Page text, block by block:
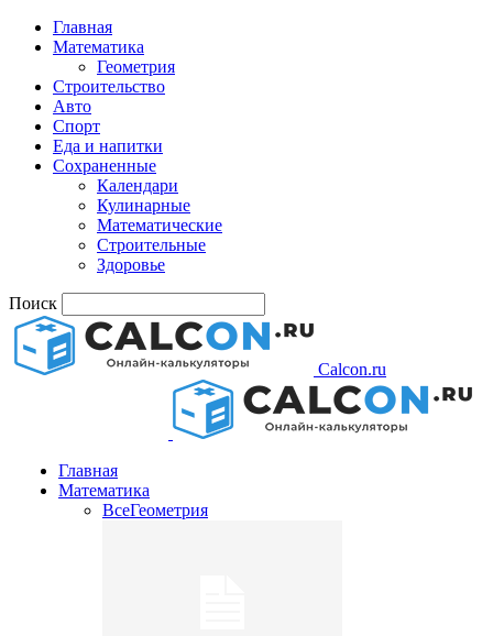
Главная
Математика
Геометрия
Строительство
Авто
Спорт
Еда и напитки
Сохраненные
Календари
Кулинарные
Математические
Строительные
Здоровье
Поиск
Calcon.ru
Главная
Математика
ВсеГеометрия